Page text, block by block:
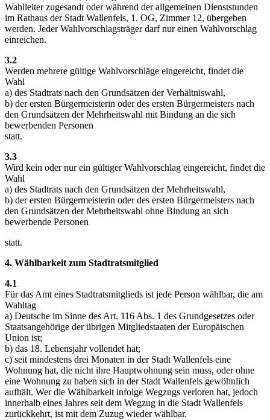
Wahlleiter zugesandt oder während der allgemeinen Dienststunden
im Rathaus der Stadt Wallenfels, 1. OG, Zimmer 12, übergeben
werden. Jeder Wahlvorschlagsträger darf nur einen Wahlvorschlag
einreichen.
3.2
Werden mehrere gültige Wahlvorschläge eingereicht, findet die
Wahl
a) des Stadtrats nach den Grundsätzen der Verhältniswahl,
b) der ersten Bürgermeisterin oder des ersten Bürgermeisters nach
den Grundsätzen der Mehrheitswahl mit Bindung an die sich
bewerbenden Personen
statt.
3.3
Wird kein oder nur ein gültiger Wahlvorschlag eingereicht, findet die
Wahl
a) des Stadtrats nach den Grundsätzen der Mehrheitswahl,
b) der ersten Bürgermeisterin oder des ersten Bürgermeisters nach
den Grundsätzen der Mehrheitswahl ohne Bindung an sich
bewerbende Personen
statt.
4. Wählbarkeit zum Stadtratsmitglied
4.1
Für das Amt eines Stadtratsmitglieds ist jede Person wählbar, die am
Wahltag
a) Deutsche im Sinne des Art. 116 Abs. 1 des Grundgesetzes oder
Staatsangehörige der übrigen Mitgliedstaaten der Europäischen
Union ist;
b) das 18. Lebensjahr vollendet hat;
c) seit mindestens drei Monaten in der Stadt Wallenfels eine
Wohnung hat, die nicht ihre Hauptwohnung sein muss, oder ohne
eine Wohnung zu haben sich in der Stadt Wallenfels gewöhnlich
aufhält. Wer die Wählbarkeit infolge Wegzugs verloren hat, jedoch
innerhalb eines Jahres seit dem Wegzug in die Stadt Wallenfels
zurückkehrt, ist mit dem Zuzug wieder wählbar.